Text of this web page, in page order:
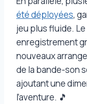
été déployées,
jeu plus fluide. Le
enregistrement
nouveaux
de la bande-son
ajoutant une
l’aventure. 🎵